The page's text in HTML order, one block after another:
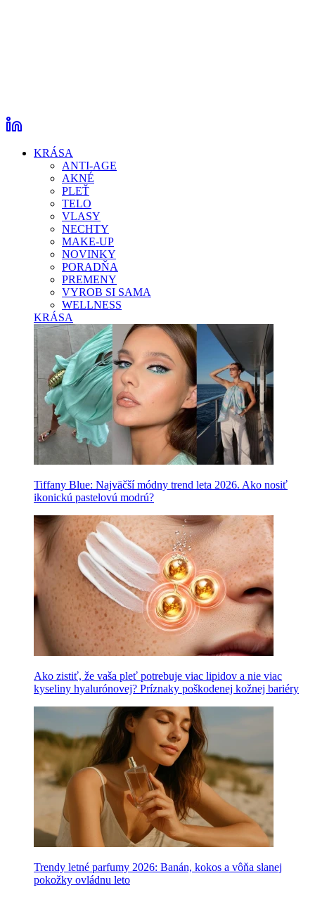
KRÁSA
ANTI-AGE
AKNÉ
PLEŤ
TELO
VLASY
NECHTY
MAKE-UP
NOVINKY
PORADŇA
PREMENY
VYROB SI SAMA
WELLNESS
KRÁSA
Tiffany Blue: Najväčší módny trend leta 2026. Ako nosiť
ikonickú pastelovú modrú?
Ako zistiť, že vaša pleť potrebuje viac lipidov a nie viac
kyseliny hyalurónovej? Príznaky poškodenej kožnej bariéry
Trendy letné parfumy 2026: Banán, kokos a vôňa slanej
pokožky ovládnu leto